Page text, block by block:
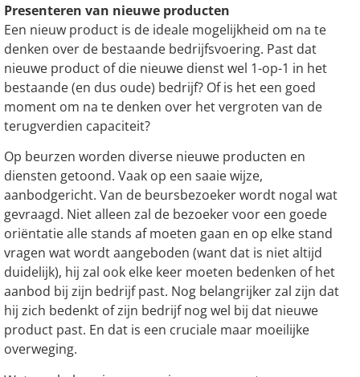
Presenteren van nieuwe producten
Een nieuw product is de ideale mogelijkheid om na te
denken over de bestaande bedrijfsvoering. Past dat
nieuwe product of die nieuwe dienst wel 1-op-1 in het
bestaande (en dus oude) bedrijf? Of is het een goed
moment om na te denken over het vergroten van de
terugverdien capaciteit?
Op beurzen worden diverse nieuwe producten en
diensten getoond. Vaak op een saaie wijze,
aanbodgericht. Van de beursbezoeker wordt nogal wat
gevraagd. Niet alleen zal de bezoeker voor een goede
oriëntatie alle stands af moeten gaan en op elke stand
vragen wat wordt aangeboden (want dat is niet altijd
duidelijk), hij zal ook elke keer moeten bedenken of het
aanbod bij zijn bedrijf past. Nog belangrijker zal zijn dat
hij zich bedenkt of zijn bedrijf nog wel bij dat nieuwe
product past. En dat is een cruciale maar moeilijke
overweging.